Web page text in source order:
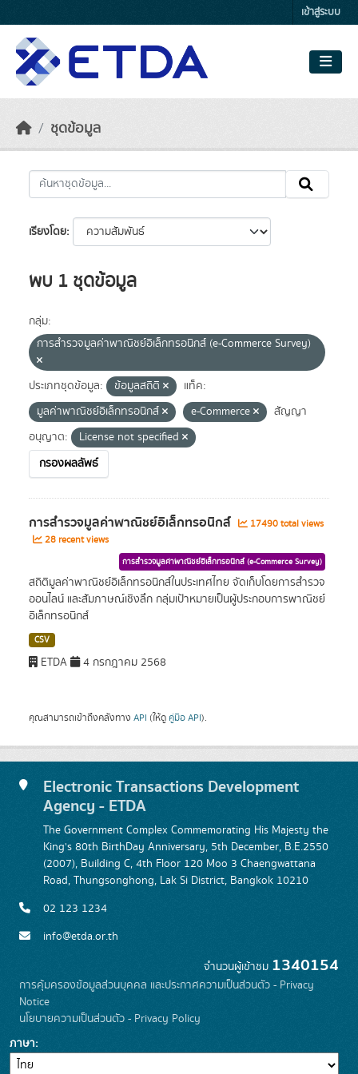
เข้าสู่ระบบ
ชุดข้อมูล
เรียงโดย
พบ 1 ชุดข้อมูล
กลุ่ม:
การสำรวจมูลค่าพาณิชย์อิเล็กทรอนิกส์ (e-Commerce Survey)
ประเภทชุดข้อมูล: ข้อมูลสถิติ
แท็ค:
มูลค่าพาณิชย์อิเล็กทรอนิกส์
e-Commerce
สัญญา
อนุญาต:
License not specified
กรองผลลัพธ์
การสำรวจมูลค่าพาณิชย์อิเล็กทรอนิกส์
17490 total views
28 recent views
การสำรวจมูลค่าพาณิชย์อิเล็กทรอนิกส์ (e-Commerce Survey)
สถิติมูลค่าพาณิชย์อิเล็กทรอนิกส์ในประเทศไทย จัดเก็บโดยการสำรวจ
ออนไลน์ และสัมภาษณ์เชิงลึก กลุ่มเป้าหมายเป็นผู้ประกอบการพาณิชย์
อิเล็กทรอนิกส์
CSV
ETDA 4 กรกฎาคม 2568
คุณสามารถเข้าถึงคลังทาง API (ให้ดู คู่มือ API).
Electronic Transactions Development
Agency - ETDA
The Government Complex Commemorating His Majesty the
King's 80th BirthDay Anniversary, 5th December, B.E.2550
(2007), Building C, 4th Floor 120 Moo 3 Chaengwattana
Road, Thungsonghong, Lak Si District, Bangkok 10210
02 123 1234
info@etda.or.th
จำนวนผู้เข้าชม 1340154
การคุ้มครองข้อมูลส่วนบุคคล และประกาศความเป็นส่วนตัว - Privacy
Notice
นโยบายความเป็นส่วนตัว - Privacy Policy
ภาษา